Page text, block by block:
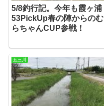
5/8釣行記。今年も霞ヶ浦
53PickUp春の陣からのむ
らちゃんCUP参戦！
五三川